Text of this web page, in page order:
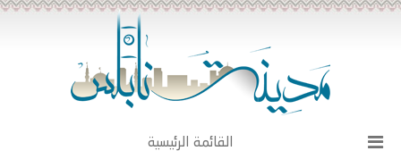
القائمة الرئيسية